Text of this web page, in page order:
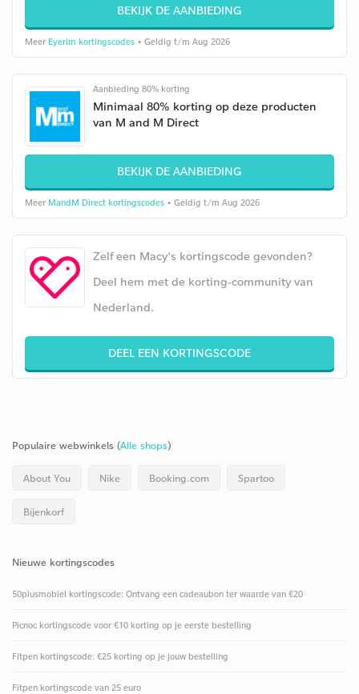
BEKIJK DE AANBIEDING
Meer Eyerim kortingscodes • Geldig t/m Aug 2026
Aanbieding 80% korting
Minimaal 80% korting op deze producten
van M and M Direct
BEKIJK DE AANBIEDING
Meer MandM Direct kortingscodes • Geldig t/m Aug 2026
Zelf een Macy's kortingscode gevonden?
Deel hem met de korting-community van
Nederland.
DEEL EEN KORTINGSCODE
Populaire webwinkels (Alle shops)
About You Nike Booking.com Spartoo
Bijenkorf
Nieuwe kortingscodes
50plusmobiel kortingscode: Ontvang een cadeaubon ter waarde van €20
Picnoc kortingscode voor €10 korting op je eerste bestelling
Fitpen kortingscode: €25 korting op je jouw bestelling
Fitpen kortingscode van 25 euro